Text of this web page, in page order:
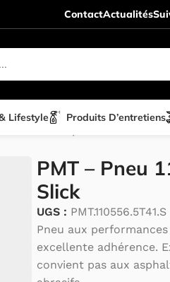
ContactActualités
Lifestyle Produits D’entretiens
PMT – Pneu
Slick
UGS : PMT.110556.5T41.S
Pneu aux
excellente adhérence.
convient pas aux